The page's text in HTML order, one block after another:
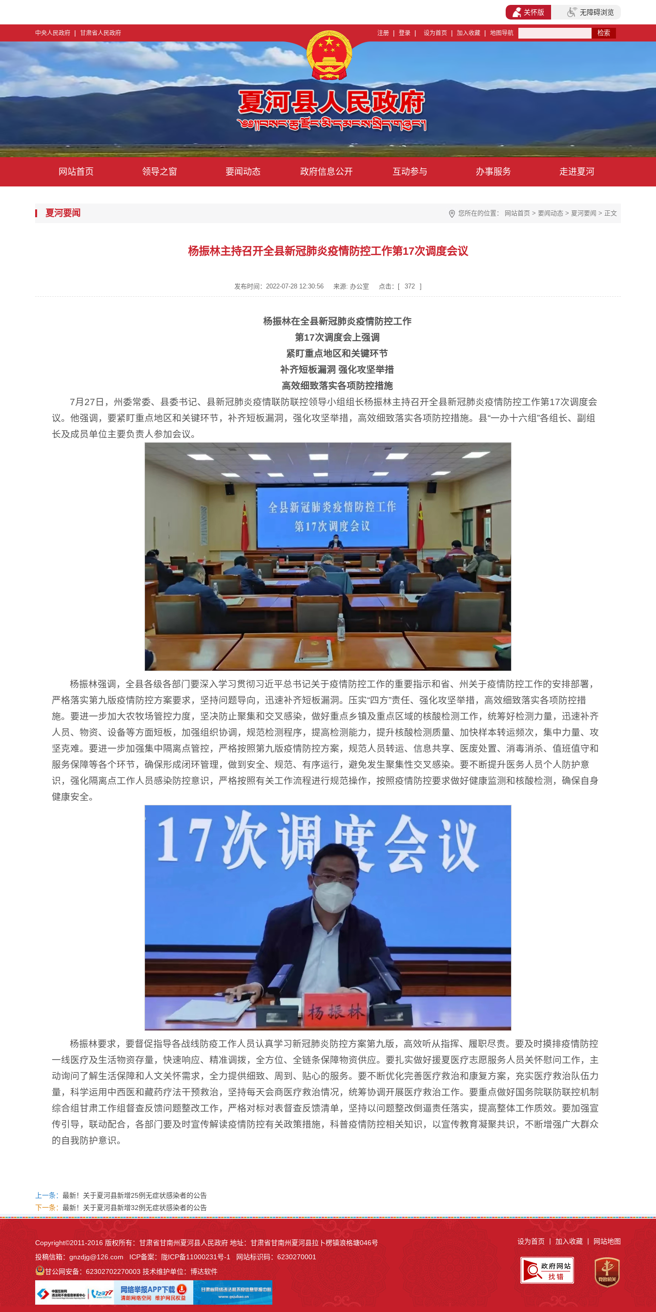
中央人民政府 | 甘肃省人民政府 注册 | 登录 | 设为首页 | 加入收藏 | 地图导航
网站首页 领导之窗 要闻动态 政府信息公开 互动参与 办事服务 走进夏河
夏河要闻 您所在的位置： 网站首页 > 要闻动态 > 夏河要闻 > 正文
​杨振林主持召开全县新冠肺炎疫情防控工作第17次调度会议
发布时间：2022-07-28 12:30:56 来源: 办公室 点击：[ 372 ]
杨振林在全县新冠肺炎疫情防控工作
第17次调度会上强调
紧盯重点地区和关键环节
补齐短板漏洞 强化攻坚举措
高效细致落实各项防控措施
7月27日，州委常委、县委书记、县新冠肺炎疫情联防联控领导小组组长杨振林主持召开全县新冠肺炎疫情防控工作第17次调度会
议。他强调，要紧盯重点地区和关键环节，补齐短板漏洞，强化攻坚举措，高效细致落实各项防控措施。县“一办十六组”各组长、副组
长及成员单位主要负责人参加会议。
杨振林强调，全县各级各部门要深入学习贯彻习近平总书记关于疫情防控工作的重要指示和省、州关于疫情防控工作的安排部署，
严格落实第九版疫情防控方案要求，坚持问题导向，迅速补齐短板漏洞。压实“四方”责任、强化攻坚举措，高效细致落实各项防控措
施。要进一步加大农牧场管控力度，坚决防止聚集和交叉感染，做好重点乡镇及重点区域的核酸检测工作，统筹好检测力量，迅速补齐
人员、物资、设备等方面短板，加强组织协调，规范检测程序，提高检测能力，提升核酸检测质量、加快样本转运频次，集中力量、攻
坚克难。要进一步加强集中隔离点管控，严格按照第九版疫情防控方案，规范人员转运、信息共享、医废处置、消毒消杀、值班值守和
服务保障等各个环节，确保形成闭环管理，做到安全、规范、有序运行，避免发生聚集性交叉感染。要不断提升医务人员个人防护意
识，强化隔离点工作人员感染防控意识，严格按照有关工作流程进行规范操作，按照疫情防控要求做好健康监测和核酸检测，确保自身
健康安全。
杨振林要求，要督促指导各战线防疫工作人员认真学习新冠肺炎防控方案第九版，高效听从指挥、履职尽责。要及时摸排疫情防控
一线医疗及生活物资存量，快速响应、精准调拨，全方位、全链条保障物资供应。要扎实做好援夏医疗志愿服务人员关怀慰问工作，主
动询问了解生活保障和人文关怀需求，全力提供细致、周到、贴心的服务。要不断优化完善医疗救治和康复方案，充实医疗救治队伍力
量，科学运用中西医和藏药疗法干预救治，坚持每天会商医疗救治情况，统筹协调开展医疗救治工作。要重点做好国务院联防联控机制
综合组甘肃工作组督查反馈问题整改工作，严格对标对表督查反馈清单，坚持以问题整改倒逼责任落实，提高整体工作质效。要加强宣
传引导，联动配合，各部门要及时宣传解读疫情防控有关政策措施，科普疫情防控相关知识，以宣传教育凝聚共识，不断增强广大群众
的自我防护意识。
上一条： 最新！关于夏河县新增25例无症状感染者的公告
下一条： 最新！关于夏河县新增32例无症状感染者的公告
Copyright©2011-2016 版权所有：甘肃省甘南州夏河县人民政府 地址：甘肃省甘南州夏河县拉卜楞镇浪格塘046号
投稿信箱： gnzdjg@126.com ICP备案： 陇ICP备11000231号-1
网站标识码：6230270001
甘公网安备：62302702270003 技术维护单位：博达软件
关怀版 无障碍浏览
设为首页丨 加入收藏 网站地图